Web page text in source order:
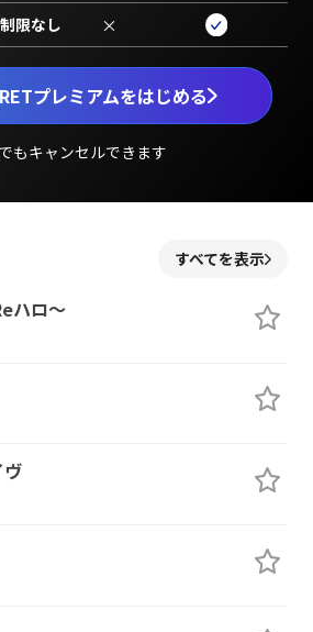
プレミアムをはじめる
もキャンセルできます
限なし ×
すべてを表示
ハロ～